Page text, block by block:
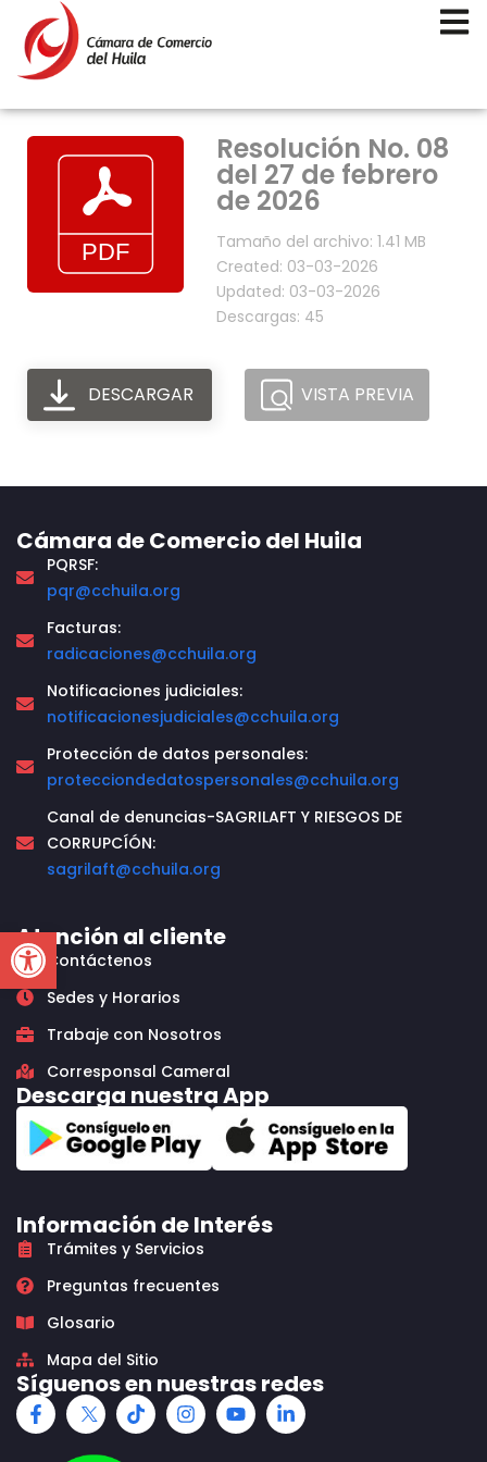
Open toolbar
Resolución No. 08
del 27 de febrero
de 2026
Tamaño del archivo: 1.41 MB
Created: 03-03-2026
Updated: 03-03-2026
Descargas: 45
DESCARGAR VISTA PREVIA
Cámara de Comercio del Huila
PQRSF:
pqr@cchuila.org
Facturas:
radicaciones@cchuila.org
Notificaciones judiciales:
notificacionesjudiciales@cchuila.org
Protección de datos personales:
protecciondedatospersonales@cchuila.org
Canal de denuncias-SAGRILAFT Y RIESGOS DE
CORRUPCÍÓN:
sagrilaft@cchuila.org
Atención al cliente
Contáctenos
Sedes y Horarios
Trabaje con Nosotros
Corresponsal Cameral
Descarga nuestra App
Información de Interés
Trámites y Servicios
Preguntas frecuentes
Glosario
Mapa del Sitio
Síguenos en nuestras redes